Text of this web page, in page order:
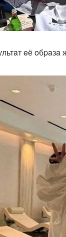
eё